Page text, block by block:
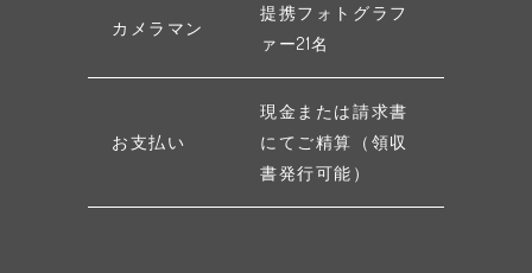
カメラマン
提携フォトグラフ
ァー21名
お支払い
現金または請求書
にてご精算（領収
書発行可能）